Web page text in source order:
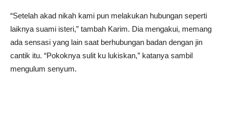
“Setelah akad nikah kami pun melakukan hubungan seperti
laiknya suami isteri,” tambah Karim. Dia mengakui, memang
ada sensasi yang lain saat berhubungan badan dengan jin
cantik itu. “Pokoknya sulit ku lukiskan,” katanya sambil
mengulum senyum.